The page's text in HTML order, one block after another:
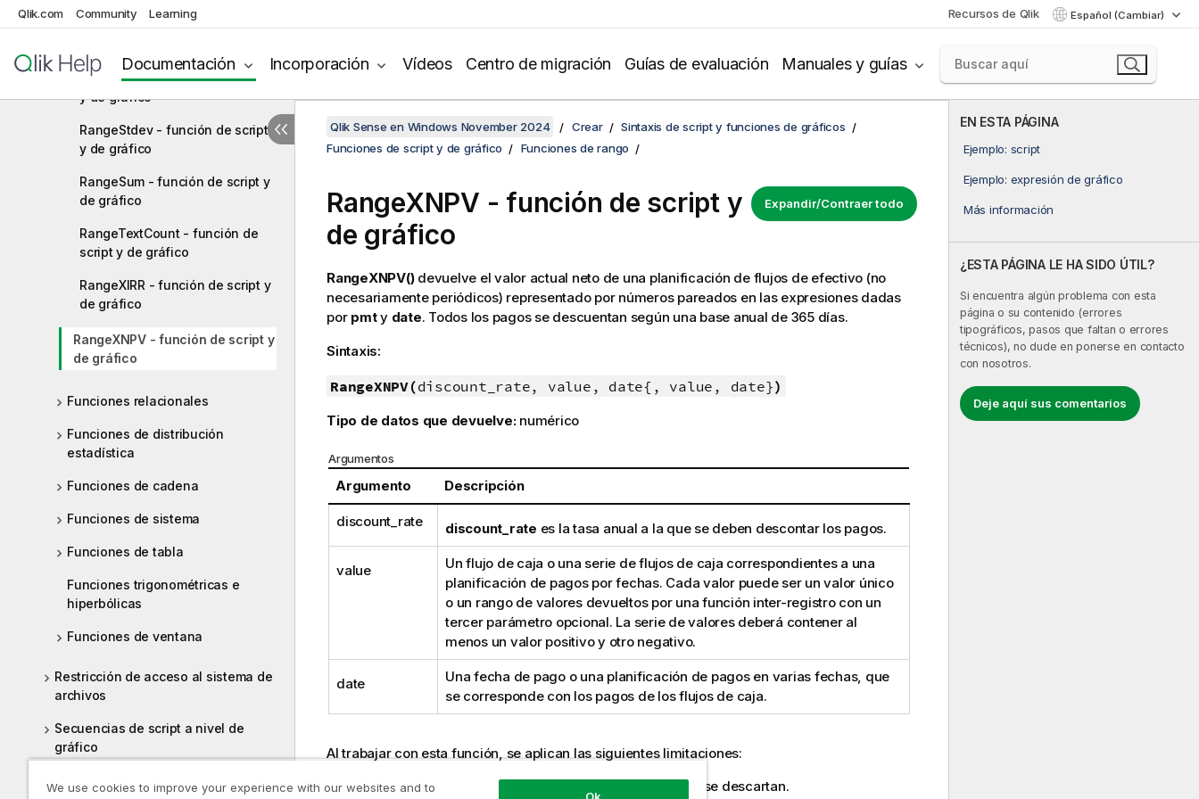
Qlik.com Community Learning Recursos de Qlik Español (Cambiar)
Documentación Incorporación Vídeos Centro de migración Guías de evaluación Manuales y guías
RangeOnly - función de script y
RangeSkew - función de script
y de gráfico
RangeStdev - función de script
y de gráfico
RangeSum - función de script y
de gráfico
RangeTextCount - función de
script y de gráfico
RangeXIRR - función de script y
de gráfico
RangeXNPV - función de script y
de gráfico
Funciones relacionales
Funciones de distribución
estadística
Funciones de cadena
Funciones de sistema
Funciones de tabla
Funciones trigonométricas e
hiperbólicas
Funciones de ventana
Restricción de acceso al sistema de
archivos
Secuencias de script a nivel de
gráfico
EN ESTA PÁGINA
Ejemplo: script
Ejemplo: expresión de gráfico
Más información
¿ESTA PÁGINA LE HA SIDO ÚTIL?
Si encuentra algún problema con esta
página o su contenido (errores
tipográficos, pasos que faltan o errores
técnicos), no dude en ponerse en contacto
con nosotros.
Deje aquí sus comentarios
Qlik Sense en Windows November 2024 Crear
Sintaxis de script y funciones de gráficos
Funciones de script y de gráfico
Funciones de rango
Expandir/Contraer todo
RangeXNPV - función de script y
de gráfico
RangeXNPV()devuelve el valor actual neto de una planificación de flujos de efectivo (no
necesariamente periódicos) representado por números pareados en las expresiones dadas
por pmty date. Todos los pagos se descuentan según una base anual de 365 días.
Sintaxis:
RangeXNPV(discount_rate, value, date{, value, date})
Tipo de datos que devuelve: numérico
Argumentos
Argumento Descripción
discount_rate discount_rate es la tasa anual a la que se deben descontar los pagos.
value
Un flujo de caja o una serie de flujos de caja correspondientes a una
planificación de pagos por fechas. Cada valor puede ser un valor único
o un rango de valores devueltos por una función inter-registro con un
tercer parámetro opcional. La serie de valores deberá contener al
menos un valor positivo y otro negativo.
date
Una fecha de pago o una planificación de pagos en varias fechas, que
se corresponde con los pagos de los flujos de caja.
Al trabajar con esta función, se aplican las siguientes limitaciones:
Los valores de texto, valores
y valores perdidos se descartan.
We use cookies to improve your experience with our websites and to